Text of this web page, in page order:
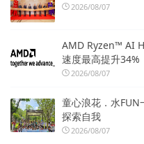
2026/08/07
AMD Ryzen™ AI
速度最高提升34%
2026/08/07
童心浪花．水FUN
探索自我
2026/08/07